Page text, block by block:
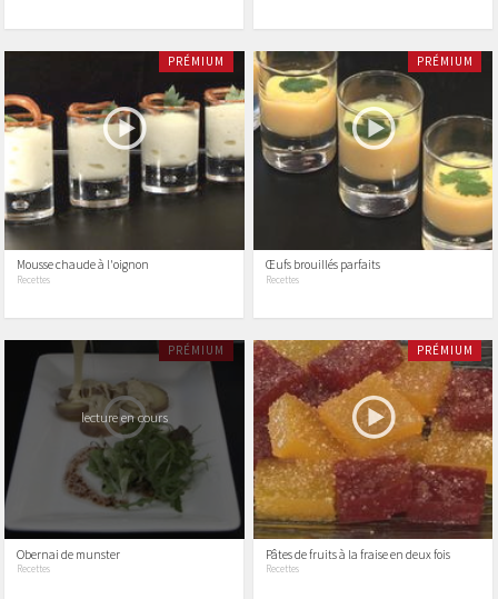
PRÉMIUM
Mousse chaude à l'oignon
Recettes
PRÉMIUM
Œufs brouillés parfaits
Recettes
PRÉMIUM
Obernai de munster
Recettes
lecture en cours
PRÉMIUM
Pâtes de fruits à la fraise en deux fois
Recettes